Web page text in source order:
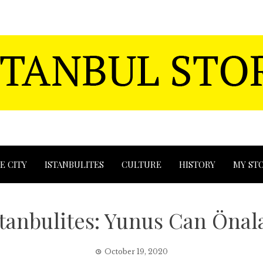
CITY ISTANBULITES CULTURE HISTORY MY
Yunus Can
October 19, 2020